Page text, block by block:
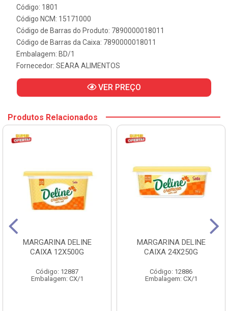
Código: 1801
Código NCM: 15171000
Código de Barras do Produto: 7890000018011
Código de Barras da Caixa: 7890000018011
Embalagem: BD/1
Fornecedor: SEARA ALIMENTOS
VER PREÇO
Produtos Relacionados
MARGARINA DELINE
CAIXA 12X500G
Código: 12887
Embalagem: CX/1
MARGARINA DELINE
CAIXA 24X250G
Código: 12886
Embalagem: CX/1